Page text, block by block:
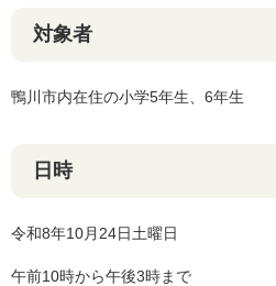
対象者
鴨川市内在住の小学5年生、6年生
日時
令和8年10月24日土曜日
午前10時から午後3時まで